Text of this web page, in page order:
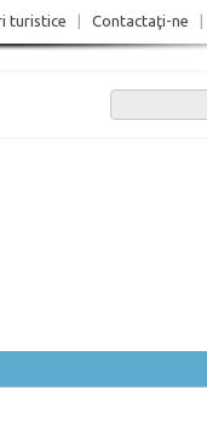
turistice Contactaţi-ne